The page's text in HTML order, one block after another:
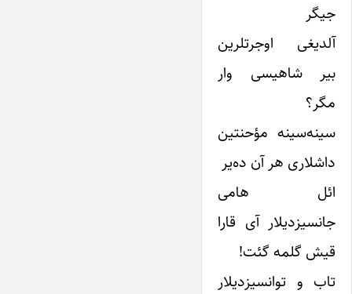
جیگر
آلدیغی اوجرتلرین
بیر شاهیسی وار
مگر؟
سینه‌سینه مؤحنتین
داشلاری هر آن ده‌یر
ائل هامی
جانسیز‌‌دیلار آی قارا
قیش گلمه گئت!
تاب و توانسیز‌‌دیلار